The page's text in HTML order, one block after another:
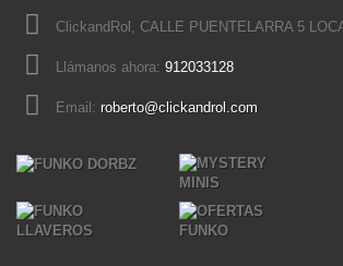
ClickandRol, CALLE PUENTELARRA 5
Llámanos ahora: 912033128
Email: roberto@clickandrol.com